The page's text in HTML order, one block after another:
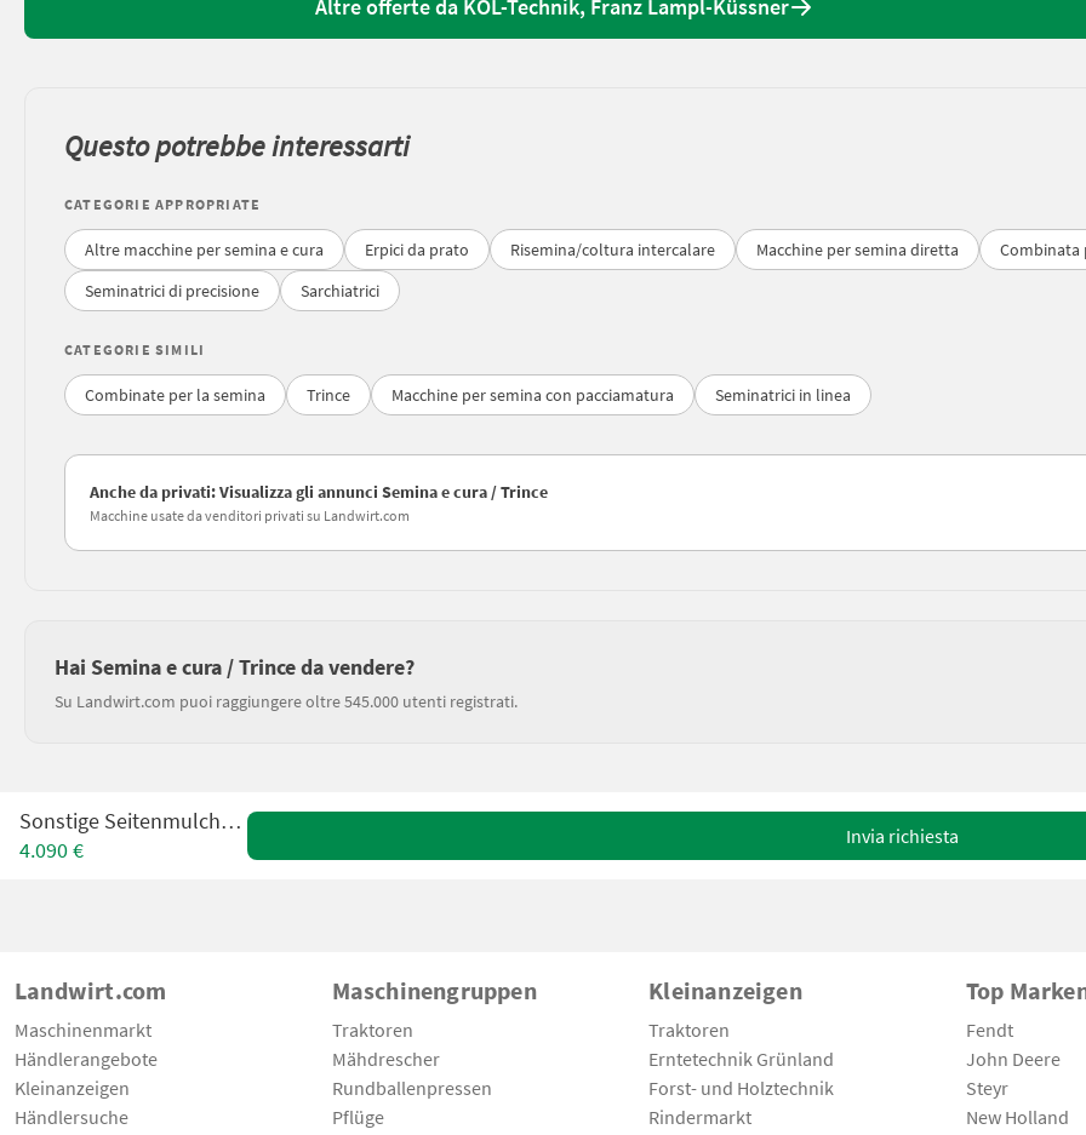
Altre offerte da KOL-Technik, Franz Lampl-Küssner
Questo potrebbe interessarti
CATEGORIE APPROPRIATE
Altre macchine per semina e cura Erpici da prato Risemina/coltura intercalare Macchine per semina diretta Combinata
Seminatrici di precisione
Sarchiatrici
CATEGORIE SIMILI
Combinate per la semina Trince Macchine per semina con pacciamatura Seminatrici in linea
Anche da privati: Visualizza gli annunci Semina e cura / Trince
Macchine usate da venditori privati su Landwirt.com
Hai Semina e cura / Trince da vendere?
Su Landwirt.com puoi raggiungere oltre 545.000 utenti registrati.
Sonstige Seitenmulcher 2,4m
4.090 €
Invia richiesta
Landwirt.com
Maschinenmarkt
Händlerangebote
Kleinanzeigen
Händlersuche
Maschinengruppen
Traktoren
Mähdrescher
Rundballenpressen
Pflüge
Kleinanzeigen
Traktoren
Erntetechnik Grünland
Forst- und Holztechnik
Rindermarkt
Top
Fendt
John Deere
Steyr
New Holland